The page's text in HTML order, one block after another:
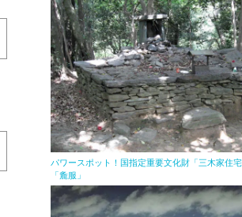
パワースポット！国指定重要文化財「三木家住
「麁服」